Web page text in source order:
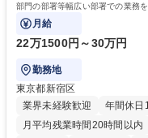
部門の部署等幅広い部署での業務
ております！ ※下記業務詳細
月給
22万1500円～30万円
勤務地
東京都新宿区
業界未経験歓迎
年間休日
月平均残業時間20時間以内